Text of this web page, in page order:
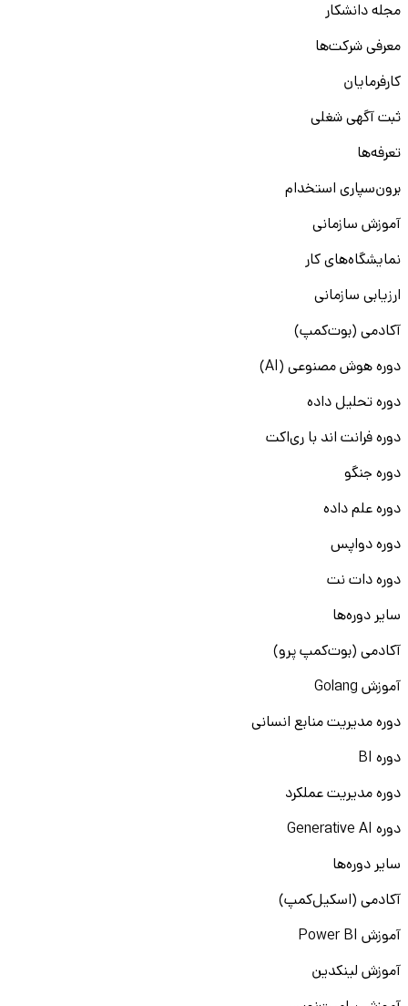
مجله دانشکار
معرفی شرکت‌ها
کارفرمایان
ثبت آگهی شغلی
تعرفه‌ها
برون‌سپاری استخدام
آموزش سازمانی
نمایشگاه‌های کار
ارزیابی سازمانی
آکادمی (بوت‌کمپ)
دوره هوش مصنوعی (AI)
دوره تحلیل داده
دوره فرانت اند با ری‌اکت
دوره جنگو
دوره علم داده
دوره دواپس
دوره دات نت
سایر دوره‌ها
آکادمی (بوت‌کمپ پرو)
آموزش Golang
دوره مدیریت منابع انسانی
دوره BI
دوره مدیریت عملکرد
دوره Generative AI
سایر دوره‌ها
آکادمی (اسکیل‌کمپ)
آموزش Power BI
آموزش لینکدین